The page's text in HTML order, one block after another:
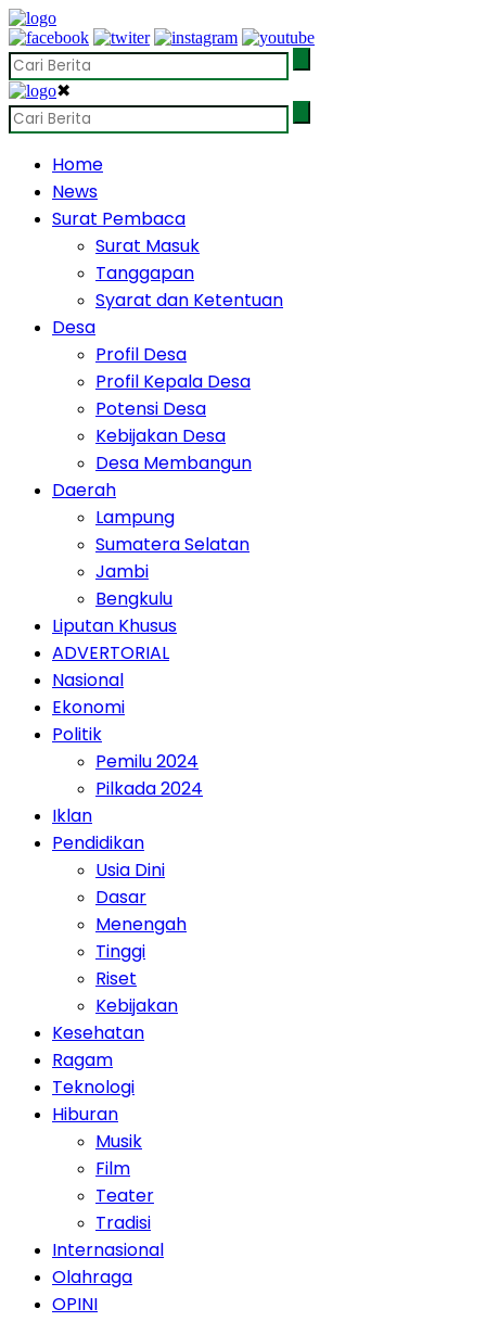
✖
Home
News
Surat Pembaca
Surat Masuk
Tanggapan
Syarat dan Ketentuan
Desa
Profil Desa
Profil Kepala Desa
Potensi Desa
Kebijakan Desa
Desa Membangun
Daerah
Lampung
Sumatera Selatan
Jambi
Bengkulu
Liputan Khusus
ADVERTORIAL
Nasional
Ekonomi
Politik
Pemilu 2024
Pilkada 2024
Iklan
Pendidikan
Usia Dini
Dasar
Menengah
Tinggi
Riset
Kebijakan
Kesehatan
Ragam
Teknologi
Hiburan
Musik
Film
Teater
Tradisi
Internasional
Olahraga
OPINI